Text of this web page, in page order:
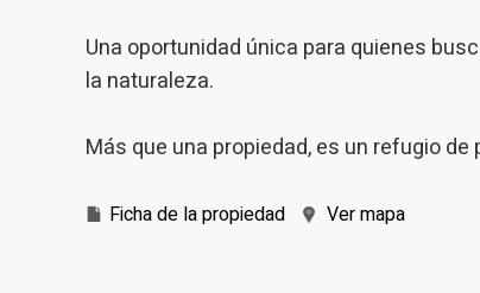
Una oportunidad única para quienes
la naturaleza.
Más que una propiedad, es un refugio
Ficha de la propiedad Ver mapa